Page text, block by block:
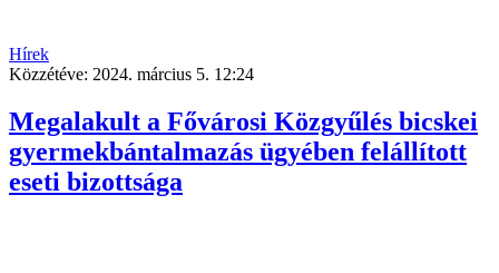
Hírek
Közzétéve: 2024. március 5. 12:24
Megalakult a Fővárosi Közgyűlés bicskei
gyermekbántalmazás ügyében felállított
eseti bizottsága